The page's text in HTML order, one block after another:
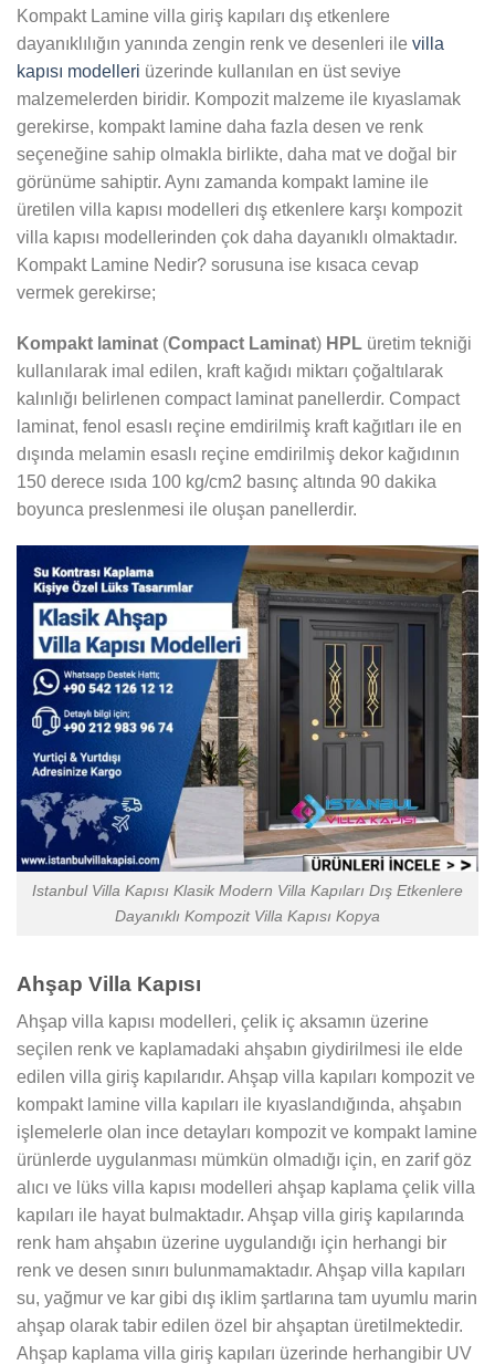
Kompakt Lamine villa giriş kapıları dış etkenlere
dayanıklılığın yanında zengin renk ve desenleri ile villa
kapısı modelleri üzerinde kullanılan en üst seviye
malzemelerden biridir. Kompozit malzeme ile kıyaslamak
gerekirse, kompakt lamine daha fazla desen ve renk
seçeneğine sahip olmakla birlikte, daha mat ve doğal bir
görünüme sahiptir. Aynı zamanda kompakt lamine ile
üretilen villa kapısı modelleri dış etkenlere karşı kompozit
villa kapısı modellerinden çok daha dayanıklı olmaktadır.
Kompakt Lamine Nedir? sorusuna ise kısaca cevap
vermek gerekirse;
Kompakt laminat (Compact Laminat) HPL üretim tekniği
kullanılarak imal edilen, kraft kağıdı miktarı çoğaltılarak
kalınlığı belirlenen compact laminat panellerdir. Compact
laminat, fenol esaslı reçine emdirilmiş kraft kağıtları ile en
dışında melamin esaslı reçine emdirilmiş dekor kağıdının
150 derece ısıda 100 kg/cm2 basınç altında 90 dakika
boyunca preslenmesi ile oluşan panellerdir.
Istanbul Villa Kapısı Klasik Modern Villa Kapıları Dış Etkenlere
Dayanıklı Kompozit Villa Kapısı Kopya
Ahşap Villa Kapısı
Ahşap villa kapısı modelleri, çelik iç aksamın üzerine
seçilen renk ve kaplamadaki ahşabın giydirilmesi ile elde
edilen villa giriş kapılarıdır. Ahşap villa kapıları kompozit ve
kompakt lamine villa kapıları ile kıyaslandığında, ahşabın
işlemelerle olan ince detayları kompozit ve kompakt lamine
ürünlerde uygulanması mümkün olmadığı için, en zarif göz
alıcı ve lüks villa kapısı modelleri ahşap kaplama çelik villa
kapıları ile hayat bulmaktadır. Ahşap villa giriş kapılarında
renk ham ahşabın üzerine uygulandığı için herhangi bir
renk ve desen sınırı bulunmamaktadır. Ahşap villa kapıları
su, yağmur ve kar gibi dış iklim şartlarına tam uyumlu marin
ahşap olarak tabir edilen özel bir ahşaptan üretilmektedir.
Ahşap kaplama villa giriş kapıları üzerinde herhangibir UV